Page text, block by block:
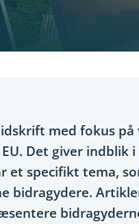
med fokus
Det giver indblik
et specifikt tema,
bidragydere.